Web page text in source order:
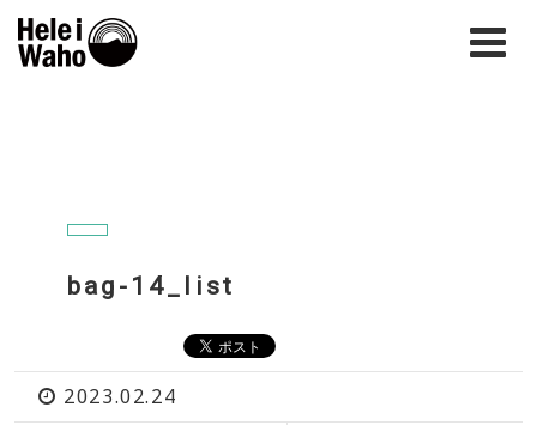
bag-14_list
2023.02.24